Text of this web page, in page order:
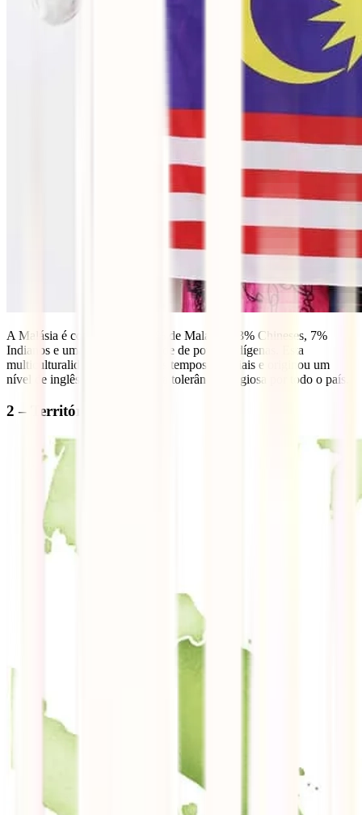
A Malásia é composta por 50% de Malaios, 23% Chineses, 7%
Indianos e uma grande variedade de povos indígenas. Esta
multiculturalidade apareceu nos tempos coloniais e originou um
nível de inglês muito alto e uma tolerância religiosa por todo o país.
2 – Território dividido